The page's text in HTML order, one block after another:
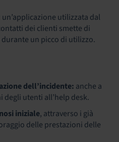
un’applicazione utilizzata dal
dei clienti smette di
un picco di utilizzo.
dell’incidente: anche a
utenti all’help desk.
iniziale, attraverso i già
delle prestazioni delle